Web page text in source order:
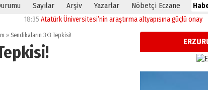
Sayılar Arşiv Yazarlar Nöbetçi Eczane
Atatürk Üniversitesi’nin araştırma altyapısına güçlü onay 12:04
»Sendikaların 3+3 Tepkisi!